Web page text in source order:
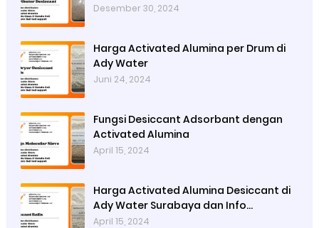
Desember 30, 2024
Harga Activated Alumina per Drum di
Ady Water
Juni 24, 2024
Fungsi Desiccant Adsorbant dengan
Activated Alumina
April 15, 2024
Harga Activated Alumina Desiccant di
Ady Water Surabaya dan Info
Pembelian
April 15, 2024